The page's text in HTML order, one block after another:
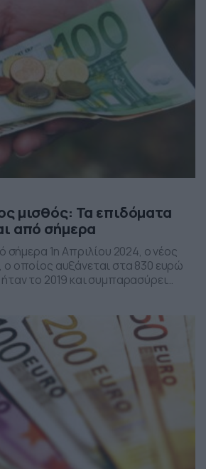
μισθός: Τα επιδόματα
από σήμερα
σήμερα 1η Απριλίου 2024, ο νέος
οποίος αυξάνεται στα 830 ευρώ
το 2019 και συμπαρασύρει
Ασφάλισης, η απόφαση για την
μισθού […]